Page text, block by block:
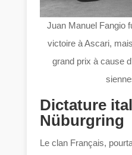
Juan Manuel Fangio
victoire à Ascari,
grand prix à cause
Dictature
Nüburgring
Le clan Français,